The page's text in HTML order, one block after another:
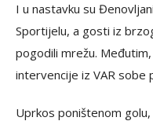
I u nastavku su
Sportijelu, a gosti iz
pogodili mrežu.
intervencije iz VAR sobe
Uprkos poništenom